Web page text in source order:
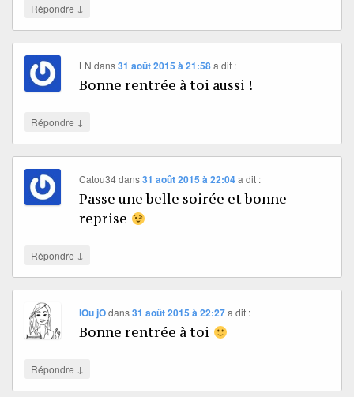
Répondre ↓
LN dans31 août 2015 à 21:58 a dit :
Bonne rentrée à toi aussi !
Répondre ↓
Catou34dans31 août 2015 à 22:04 a dit :
Passe une belle soirée et bonne
reprise
Répondre ↓
lOu jOdans31 août 2015 à 22:27 a dit :
Bonne rentrée à toi
Répondre ↓